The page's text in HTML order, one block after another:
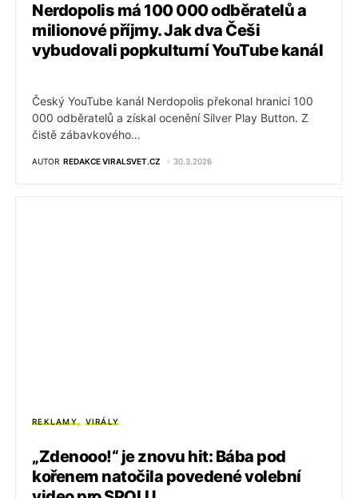
Nerdopolis má 100 000 odběratelů a
milionové příjmy. Jak dva Češi
vybudovali popkulturní YouTube kanál
Český YouTube kanál Nerdopolis překonal hranici 100
000 odběratelů a získal ocenění Silver Play Button. Z
čistě zábavkového…
AUTOR REDAKCE VIRALSVET.CZ 30.3.2026
REKLAMY VIRÁLY
„Zdenooo!“ je znovu hit: Bába pod
kořenem natočila povedené volební